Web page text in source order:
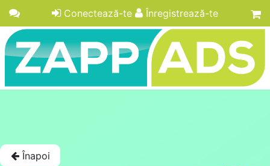
Conectează-te Înregistrează-te
Înapoi